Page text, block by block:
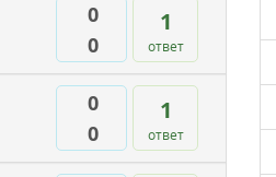
0
0
1
ответ
0
0
1
ответ